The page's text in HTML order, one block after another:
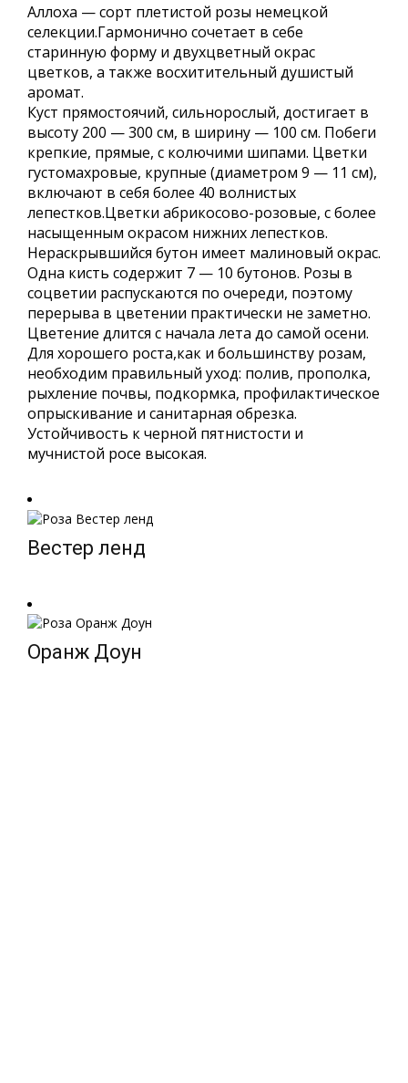
Аллоха — сорт плетистой розы немецкой
селекции.Гармонично сочетает в себе
старинную форму и двухцветный окрас
цветков, а также восхитительный душистый
аромат.
Куст прямостоячий, сильнорослый, достигает в
высоту 200 — 300 см, в ширину — 100 см. Побеги
крепкие, прямые, с колючими шипами. Цветки
густомахровые, крупные (диаметром 9 — 11 см),
включают в себя более 40 волнистых
лепестков.Цветки абрикосово-розовые, с более
насыщенным окрасом нижних лепестков.
Нераскрывшийся бутон имеет малиновый окрас.
Одна кисть содержит 7 — 10 бутонов. Розы в
соцветии распускаются по очереди, поэтому
перерыва в цветении практически не заметно.
Цветение длится с начала лета до самой осени.
Для хорошего роста,как и большинству розам,
необходим правильный уход: полив, прополка,
рыхление почвы, подкормка, профилактическое
опрыскивание и санитарная обрезка.
Устойчивость к черной пятнистости и
мучнистой росе высокая.
Вестер ленд
Оранж Доун